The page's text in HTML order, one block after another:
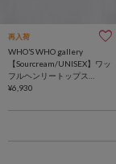
再入荷
WHO’S WHO gallery
【Sourcream/UNISEX】ワッ
フルヘンリートップス
[26AW]
¥6,930